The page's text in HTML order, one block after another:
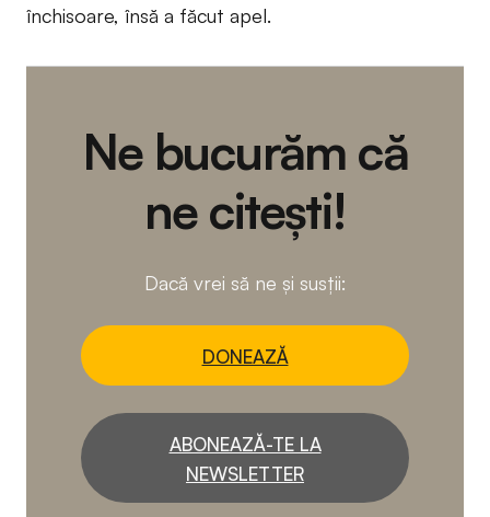
închisoare, însă a făcut apel.
Ne bucurăm că
ne citești!
Dacă vrei să ne și susții:
DONEAZĂ
ABONEAZĂ-TE LA
NEWSLETTER